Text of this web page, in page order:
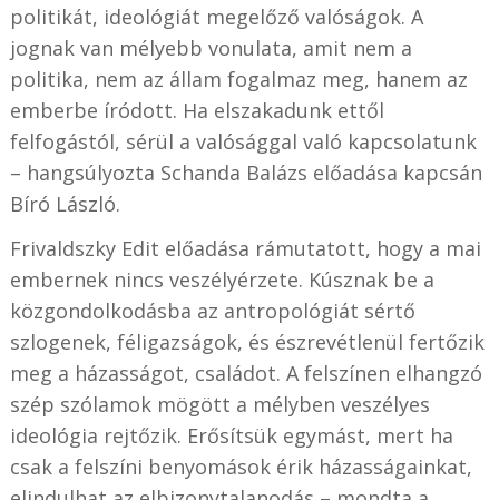
politikát, ideológiát megelőző valóságok. A
jognak van mélyebb vonulata, amit nem a
politika, nem az állam fogalmaz meg, hanem az
emberbe íródott. Ha elszakadunk ettől
felfogástól, sérül a valósággal való kapcsolatunk
– hangsúlyozta Schanda Balázs előadása kapcsán
Bíró László.
Frivaldszky Edit előadása rámutatott, hogy a mai
embernek nincs veszélyérzete. Kúsznak be a
közgondolkodásba az antropológiát sértő
szlogenek, féligazságok, és észrevétlenül fertőzik
meg a házasságot, családot. A felszínen elhangzó
szép szólamok mögött a mélyben veszélyes
ideológia rejtőzik. Erősítsük egymást, mert ha
csak a felszíni benyomások érik házasságainkat,